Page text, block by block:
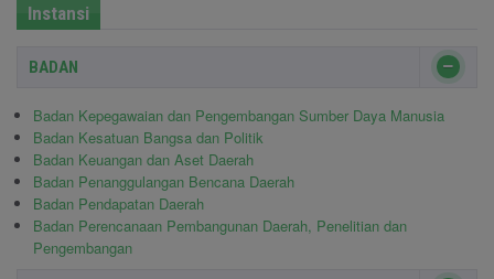
Instansi
BADAN
Badan Kepegawaian dan Pengembangan Sumber Daya Manusia
Badan Kesatuan Bangsa dan Politik
Badan Keuangan dan Aset Daerah
Badan Penanggulangan Bencana Daerah
Badan Pendapatan Daerah
Badan Perencanaan Pembangunan Daerah, Penelitian dan
Pengembangan